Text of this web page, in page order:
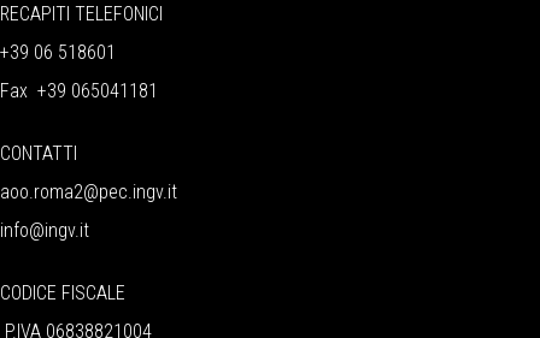
RECAPITI TELEFONICI
+39 06 518601
Fax +39 065041181
CONTATTI
aoo.roma2@pec.ingv.it
info@ingv.it
CODICE FISCALE
P.IVA 06838821004